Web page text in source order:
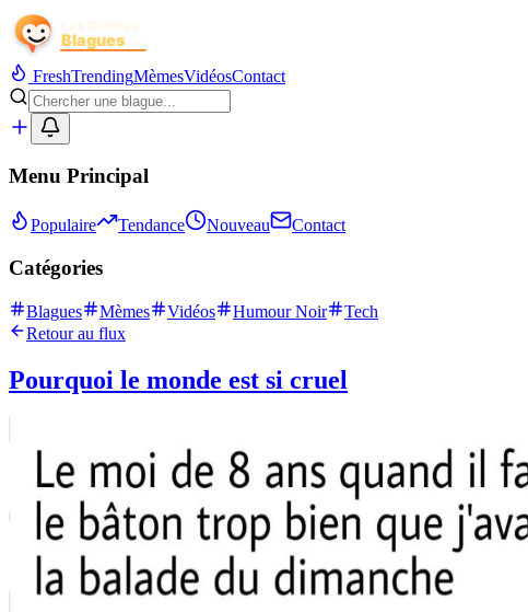
FreshTrendingMèmesVidéosContact
Menu Principal
Populaire Tendance Nouveau Contact
Catégories
Blagues Mèmes Vidéos Humour Noir
Tech
Retour au flux
Pourquoi le monde est si cruel